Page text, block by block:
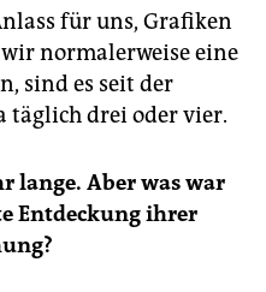
für uns, Grafiken
normalerweise eine
sind es seit der
täglich drei oder vier.
lange. Aber was war
Entdeckung ihrer